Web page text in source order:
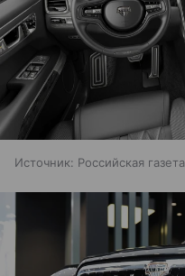
Источник: Российская газета